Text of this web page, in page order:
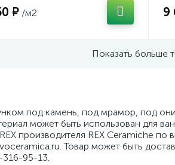
₽ /м2 9
Показать больше
под камень, под мрамор, под
может быть использован для
производителя REX Ceramiche
Товар может быть
95-13.